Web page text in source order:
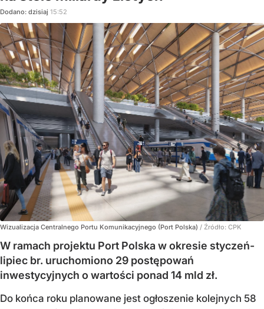
Dodano: dzisiaj 15:52
Wizualizacja Centralnego Portu Komunikacyjnego (Port Polska) / Źródło: CPK
W ramach projektu Port Polska w okresie styczeń-
lipiec br. uruchomiono 29 postępowań
inwestycyjnych o wartości ponad 14 mld zł.
Do końca roku planowane jest ogłoszenie kolejnych 58